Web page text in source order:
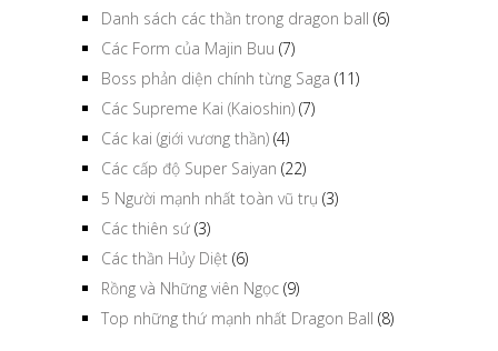
Danh sách các thần trong dragon ball (6)
Các Form của Majin Buu (7)
Boss phản diện chính từng Saga (11)
Các Supreme Kai (Kaioshin) (7)
Các kai (giới vương thần) (4)
Các cấp độ Super Saiyan (22)
5 Người mạnh nhất toàn vũ trụ (3)
Các thiên sứ (3)
Các thần Hủy Diệt (6)
Rồng và Những viên Ngọc (9)
Top những thứ mạnh nhất Dragon Ball (8)